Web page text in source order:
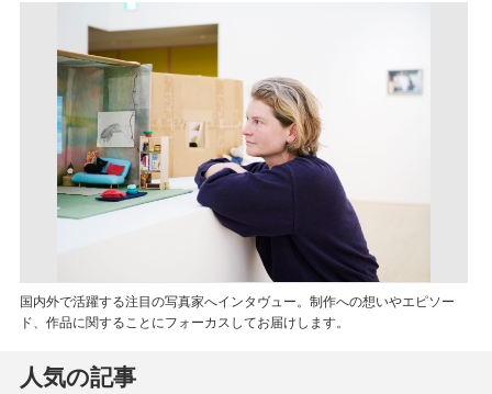
国内外で活躍する注目の写真家へインタヴュー。制作への想いやエピソー
ド、作品に関することにフォーカスしてお届けします。
人気の記事